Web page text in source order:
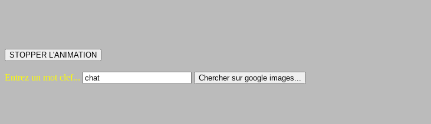
Entrez un mot clef...